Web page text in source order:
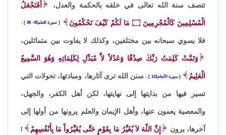
تتصف سنة الله تعالى في خلقه بالحكمة والعدل، أَفَنَجْعَلُ
الْمُسْلِمِينَ كَالْمُجْرِمِينَ ۝ مَا لَكُمْ كَيْفَ تَحْكُمُونَ سورة القلم35- 36 ،
فلا يسوي سبحانه بين مختلفين، وكذلك لا يفاوت بين متماثلين،
وَتَمَّتْ كَلِمَتُ رَبِّكَ صِدْقًا وَعَدْلاً لاَّ مُبَدِّلِ لِكَلِمَاتِهِ وَهُوَ السَّمِيعُ
الْعَلِيمُ سورة الأنعام115 ، سنن الله ترى آثارها، ومبادئها، تحولات التي
تسير فيها من بدايتها إلى نهايتها، لكن أهل الكفر، والجهل،
والمعصية يعمون عنها، وأهل الإيمان والعلم يرونها من أولها إلى
آخرها، يرون إِنَّ اللّهَ لاَ يُغَيِّرُ مَا بِقَوْمٍ حَتَّى يُغَيِّرُواْ مَا بِأَنْفُسِهِمْ